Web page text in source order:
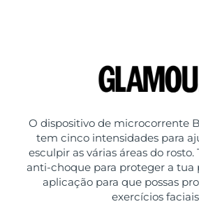
O dispositivo de microcorrente
tem cinco intensidades para
esculpir as várias áreas do
anti-choque para proteger a tua
aplicação para que possas
exercícios